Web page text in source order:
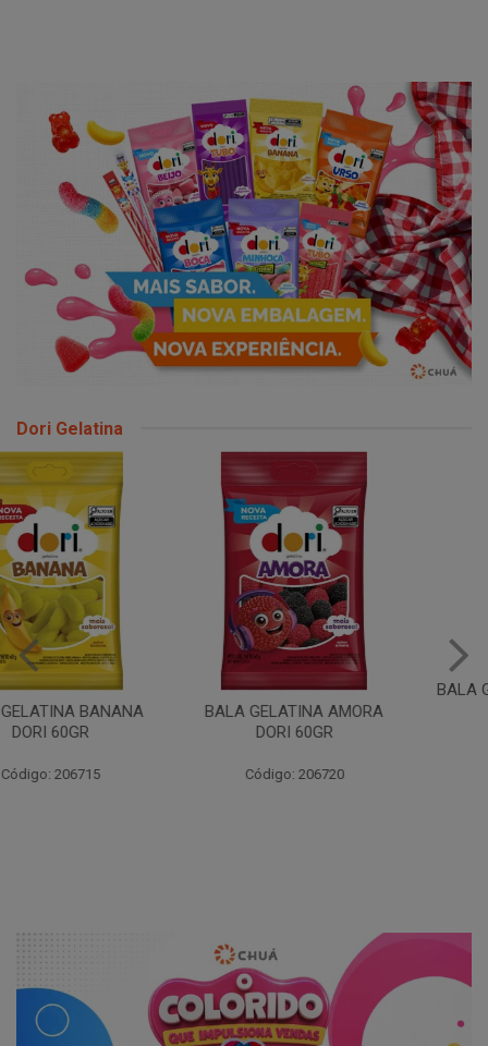
Dori Gelatina
BALA GELATINA AMORA
DORI 60GR
Código: 206720
BALA GELATINA URSO DORI
60GR